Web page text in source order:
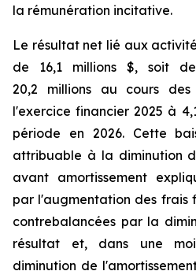
la rémunération incitative.
Le résultat net lié aux
de 16,1 millions $, soit
20,2 millions au cours
l'exercice financier 2025 à
période en 2026. Cette
attribuable à la diminution
avant amortissement
par l'augmentation des frais
contrebalancées par la
résultat et, dans une
diminution de